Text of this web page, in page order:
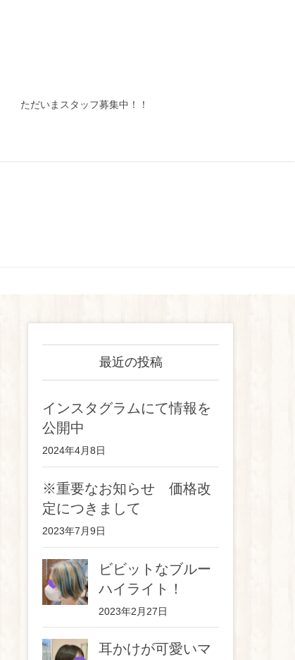
ただいまスタッフ募集中！！
最近の投稿
インスタグラムにて情報を
公開中
2024年4月8日
※重要なお知らせ 価格改
定につきまして
2023年7月9日
ビビットなブルー
ハイライト！
2023年2月27日
耳かけが可愛いマ